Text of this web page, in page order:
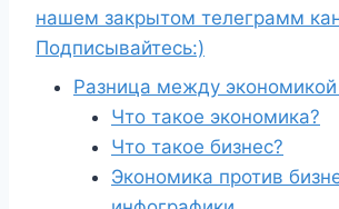
нашем закрытом телеграмм
Подписывайтесь:)
Разница между
Что такое экономика?
Что такое бизнес?
Экономика против